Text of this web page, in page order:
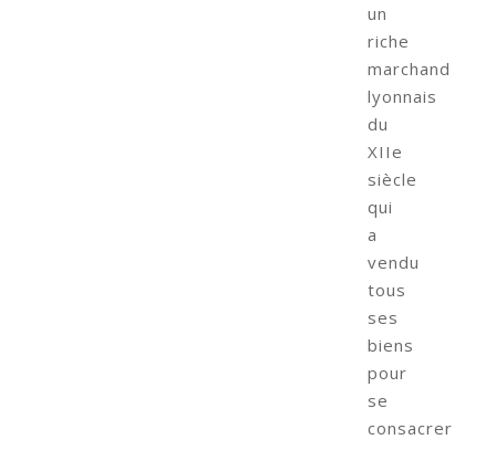
un
riche
marchand
lyonnais
du
XIIe
siècle
qui
a
vendu
tous
ses
biens
pour
se
consacrer